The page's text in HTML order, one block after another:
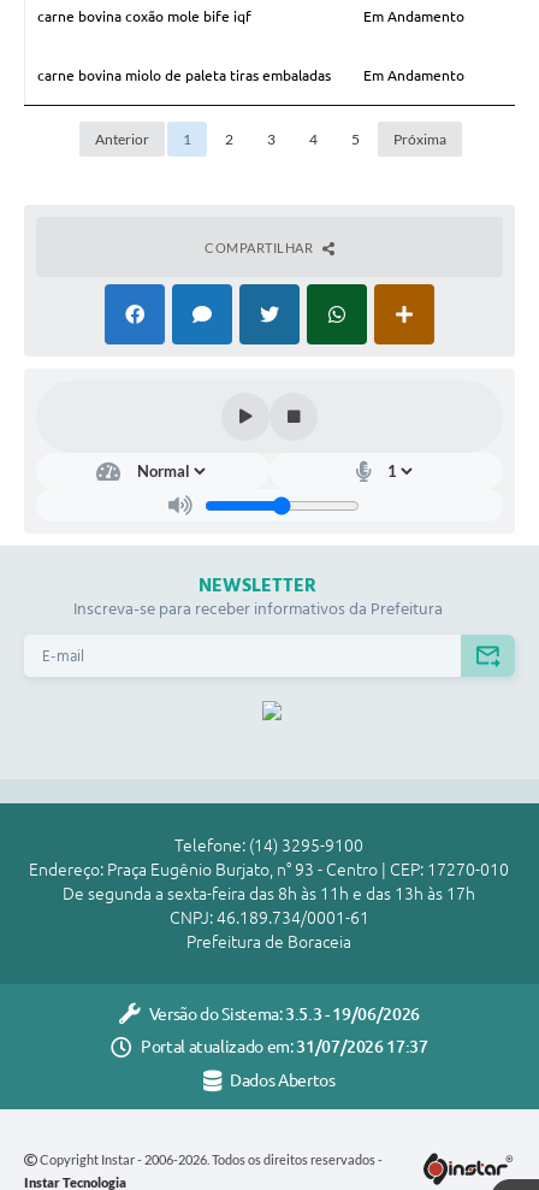
carne bovina coxão mole bife iqf Em Andamento
carne bovina miolo de paleta tiras embaladas Em Andamento
Anterior 1 2 3 4 5 Próxima
COMPARTILHAR
NEWSLETTER
Inscreva-se para receber informativos da Prefeitura
Telefone: (14) 3295-9100
Endereço: Praça Eugênio Burjato, n° 93 - Centro | CEP: 17270-010
De segunda a sexta-feira das 8h às 11h e das 13h às 17h
CNPJ: 46.189.734/0001-61
Prefeitura de Boraceia
Versão do Sistema:3.5.3 - 19/06/2026
Portal atualizado em:31/07/2026 17:37
Dados Abertos
Copyright Instar - 2006-2026. Todos os direitos reservados -
Instar Tecnologia